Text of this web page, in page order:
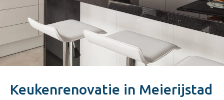
Keukenrenovatie in Meierijstad